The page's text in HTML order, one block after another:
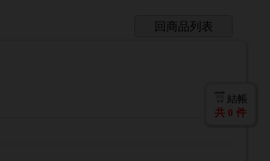
回商品列表
結帳
共 0 件